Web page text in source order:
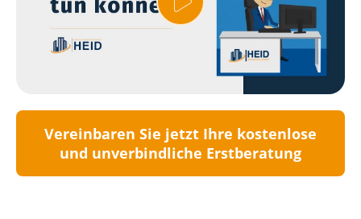
Vereinbaren Sie jetzt Ihre kostenlose
und unverbindliche Erstberatung